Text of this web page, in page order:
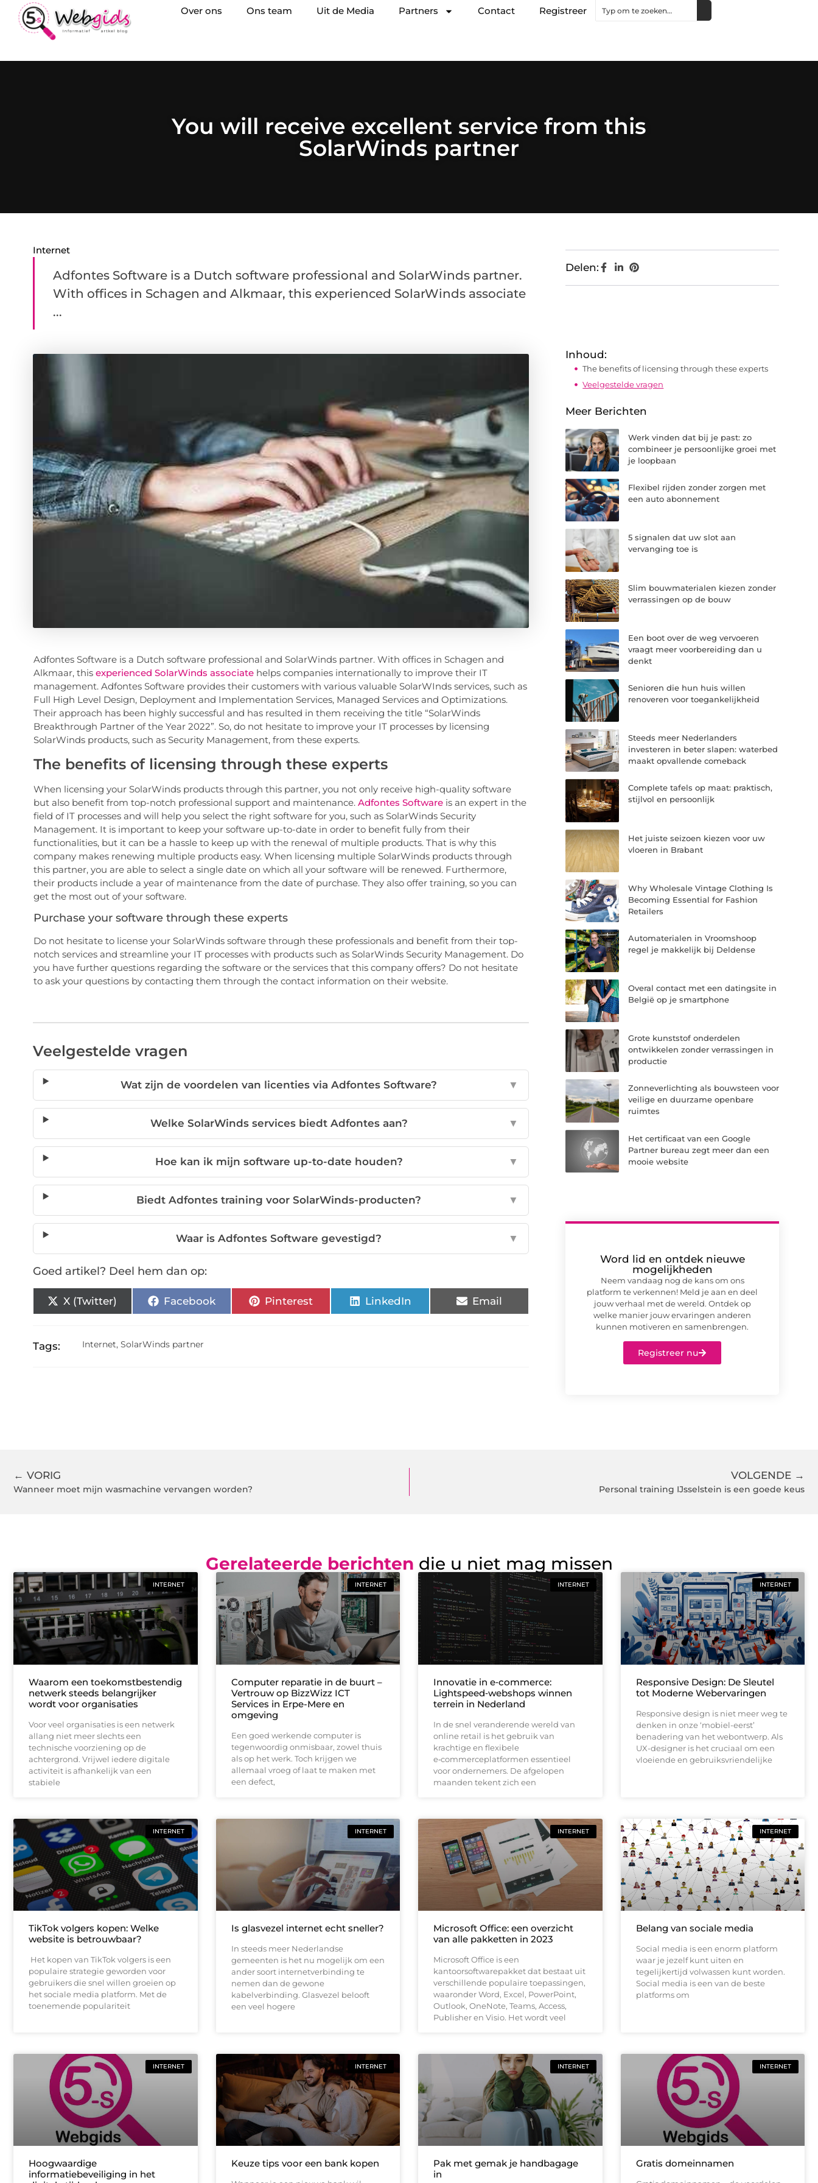
Over ons Ons team Uit de Media Partners Contact Registreer
You will receive excellent service from this
SolarWinds partner
Internet
Adfontes Software is a Dutch software professional and SolarWinds partner.
With offices in Schagen and Alkmaar, this experienced SolarWinds associate
...
Adfontes Software is a Dutch software professional and SolarWinds partner. With offices in Schagen and
Alkmaar, this experienced SolarWinds associatehelps companies internationally to improve their IT
management. Adfontes Software provides their customers with various valuable SolarWInds services, such as
Full High Level Design, Deployment and Implementation Services, Managed Services and Optimizations.
Their approach has been highly successful and has resulted in them receiving the title “SolarWinds
Breakthrough Partner of the Year 2022”. So, do not hesitate to improve your IT processes by licensing
SolarWinds products, such as Security Management, from these experts.
The benefits of licensing through these experts
When licensing your SolarWinds products through this partner, you not only receive high-quality software
but also benefit from top-notch professional support and maintenance. Adfontes Softwareis an expert in the
field of IT processes and will help you select the right software for you, such as SolarWinds Security
Management. It is important to keep your software up-to-date in order to benefit fully from their
functionalities, but it can be a hassle to keep up with the renewal of multiple products. That is why this
company makes renewing multiple products easy. When licensing multiple SolarWinds products through
this partner, you are able to select a single date on which all your software will be renewed. Furthermore,
their products include a year of maintenance from the date of purchase. They also offer training, so you can
get the most out of your software.
Purchase your software through these experts
Do not hesitate to license your SolarWinds software through these professionals and benefit from their top-
notch services and streamline your IT processes with products such as SolarWinds Security Management. Do
you have further questions regarding the software or the services that this company offers? Do not hesitate
to ask your questions by contacting them through the contact information on their website.
Veelgestelde vragen
Wat zijn de voordelen van licenties via Adfontes Software? ▼
Welke SolarWinds services biedt Adfontes aan? ▼
Hoe kan ik mijn software up-to-date houden? ▼
Biedt Adfontes training voor SolarWinds-producten? ▼
Waar is Adfontes Software gevestigd? ▼
Goed artikel? Deel hem dan op:
X (Twitter) Facebook Pinterest LinkedIn Email
Tags: Internet,SolarWinds partner
Delen:
Inhoud:
The benefits of licensing through these experts
Veelgestelde vragen
Meer Berichten
Werk vinden dat bij je past: zo
combineer je persoonlijke groei met
je loopbaan
Flexibel rijden zonder zorgen met
een auto abonnement
5 signalen dat uw slot aan
vervanging toe is
Slim bouwmaterialen kiezen zonder
verrassingen op de bouw
Een boot over de weg vervoeren
vraagt meer voorbereiding dan u
denkt
Senioren die hun huis willen
renoveren voor toegankelijkheid
Steeds meer Nederlanders
investeren in beter slapen: waterbed
maakt opvallende comeback
Complete tafels op maat: praktisch,
stijlvol en persoonlijk
Het juiste seizoen kiezen voor uw
vloeren in Brabant
Why Wholesale Vintage Clothing Is
Becoming Essential for Fashion
Retailers
Automaterialen in Vroomshoop
regel je makkelijk bij Deldense
Overal contact met een datingsite in
België op je smartphone
Grote kunststof onderdelen
ontwikkelen zonder verrassingen in
productie
Zonneverlichting als bouwsteen voor
veilige en duurzame openbare
ruimtes
Het certificaat van een Google
Partner bureau zegt meer dan een
mooie website
Word lid en ontdek nieuwe
mogelijkheden
Neem vandaag nog de kans om ons
platform te verkennen! Meld je aan en deel
jouw verhaal met de wereld. Ontdek op
welke manier jouw ervaringen anderen
kunnen motiveren en samenbrengen.
Registreer nu
← VORIG
Wanneer moet mijn wasmachine vervangen worden?
VOLGENDE →
Personal training IJsselstein is een goede keus
Gerelateerde berichten die u niet mag missen
INTERNET
Waarom een toekomstbestendig
netwerk steeds belangrijker
wordt voor organisaties
Voor veel organisaties is een netwerk
allang niet meer slechts een
technische voorziening op de
achtergrond. Vrijwel iedere digitale
activiteit is afhankelijk van een
stabiele
INTERNET
Computer reparatie in de buurt –
Vertrouw op BizzWizz ICT
Services in Erpe-Mere en
omgeving
Een goed werkende computer is
tegenwoordig onmisbaar, zowel thuis
als op het werk. Toch krijgen we
allemaal vroeg of laat te maken met
een defect,
INTERNET
Innovatie in e‑commerce:
Lightspeed‑webshops winnen
terrein in Nederland
In de snel veranderende wereld van
online retail is het gebruik van
krachtige en flexibele
e‑commerceplatformen essentieel
voor ondernemers. De afgelopen
maanden tekent zich een
INTERNET
Responsive Design: De Sleutel
tot Moderne Webervaringen
Responsive design is niet meer weg te
denken in onze ‘mobiel-eerst’
benadering van het webontwerp. Als
UX-designer is het cruciaal om een
vloeiende en gebruiksvriendelijke
INTERNET
TikTok volgers kopen: Welke
website is betrouwbaar?
Het kopen van TikTok volgers is een
populaire strategie geworden voor
gebruikers die snel willen groeien op
het sociale media platform. Met de
toenemende populariteit
INTERNET
Is glasvezel internet echt sneller?
In steeds meer Nederlandse
gemeenten is het nu mogelijk om een
ander soort internetverbinding te
nemen dan de gewone
kabelverbinding. Glasvezel belooft
een veel hogere
INTERNET
Microsoft Office: een overzicht
van alle pakketten in 2023
Microsoft Office is een
kantoorsoftwarepakket dat bestaat uit
verschillende populaire toepassingen,
waaronder Word, Excel, PowerPoint,
Outlook, OneNote, Teams, Access,
Publisher en Visio. Het wordt veel
INTERNET
Belang van sociale media
Social media is een enorm platform
waar je jezelf kunt uiten en
tegelijkertijd volwassen kunt worden.
Social media is een van de beste
platforms om
INTERNET
Hoogwaardige
informatiebeveiliging in het
INTERNET
Keuze tips voor een bank kopen
INTERNET
Pak met gemak je handbagage
in
INTERNET
Gratis domeinnamen